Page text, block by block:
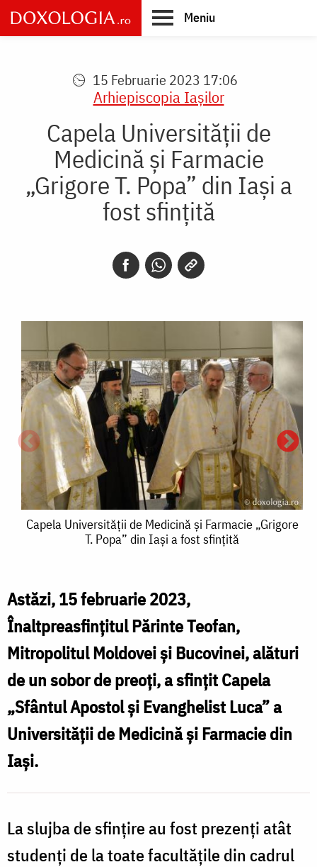
Skip
to
main
Meniu
15 Februarie 2023 17:06
Arhiepiscopia Iaşilor
Capela Universității de
Medicină și Farmacie
„Grigore T. Popa” din Iași a
fost sfințită
Capela
Universității
Medicină
și
Farmacie
„Grigore
T.
din
Iași
a
fost
sfințită
Capela Universității de Medicină și Farmacie „Grigore
T. Popa” din Iași a fost sfințită
Astăzi, 15 februarie 2023,
Înaltpreasfințitul Părinte Teofan,
Mitropolitul Moldovei și Bucovinei, alături
de un sobor de preoți, a sfințit Capela
„Sfântul Apostol și Evanghelist Luca” a
Universității de Medicină și Farmacie din
Iași.
La slujba de sfințire au fost prezenți atât
studenți de la toate facultățile din cadrul